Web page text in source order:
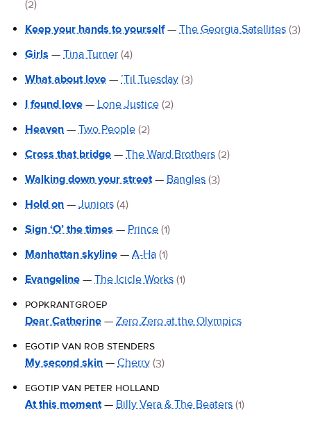
(2)
Keep your hands to yourself— The Georgia Satellites (3)
Girls — Tina Turner (4)
What about love — ’Til Tuesday (3)
I found love — Lone Justice (2)
Heaven — Two People (2)
Cross that bridge — The Ward Brothers (2)
Walking down your street— Bangles (3)
Hold on — Juniors (4)
Sign ‘O’ the times — Prince (1)
Manhattan skyline — A-Ha (1)
Evangeline — The Icicle Works (1)
popkrantgroep
Dear Catherine — Zero Zero at the Olympics
egotip van rob stenders
My second skin — Cherry (3)
egotip van peter holland
At this moment— Billy Vera & The Beaters (1)